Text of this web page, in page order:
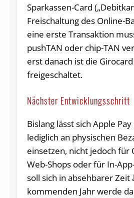
Sparkassen-Card
Freischaltung des Online-
eine erste Transaktion
pushTAN oder chip-TAN
erst danach ist die
freigeschaltet.
Nächster Entwicklungsschritt
Bislang lässt sich Apple
lediglich an physischen
einsetzen, nicht jedoch für
Web-Shops oder für In-
soll sich in absehbarer Zeit
kommenden Jahr werde